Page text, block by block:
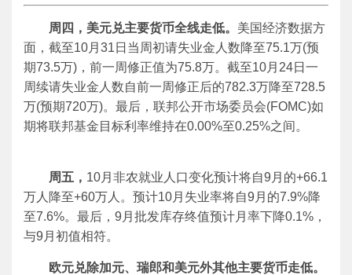
周四，美元兑主要货币全线走低。 美国经济数据方
面，截至10月31日当周初请失业金人数降至75.1万(预
期73.5万)，前一周修正值为75.8万。截至10月24日一
周续请失业金人数自前一周修正后的782.3万降至728.5
万(预期720万)。最后，联邦公开市场委员会(FOMC)如
期将联邦基金目标利率维持在0.00%至0.25%之间。
周五， 10月非农就业人口变化预计将自9月的+66.1
万人降至+60万人。预计10月失业率将自9月的7.9%降
至7.6%。最后，9月批发库存终值预计月率下降0.1%，
与9月初值相符。
欧元兑除加元、瑞郎和美元外其他主要货币走低。